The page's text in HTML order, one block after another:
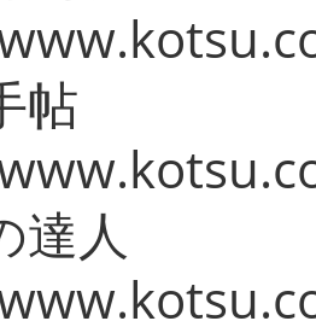
帖
達人